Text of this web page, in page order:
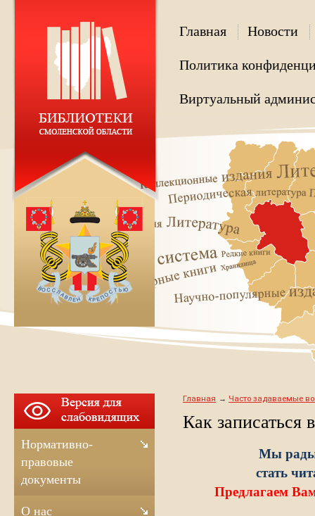
Главная Новости
Политика
Виртуальный
Главная Часто задаваемые
Как записаться
Мы
стать
Предлагаем
Нормативно-
правовые
документы
О нас